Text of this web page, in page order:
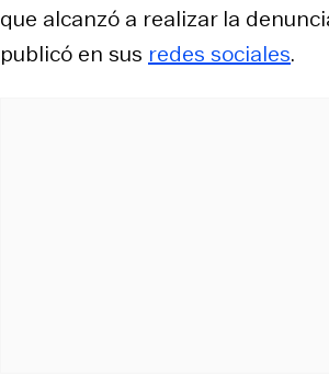
que alcanzó a realizar la
publicó en sus redes sociales.